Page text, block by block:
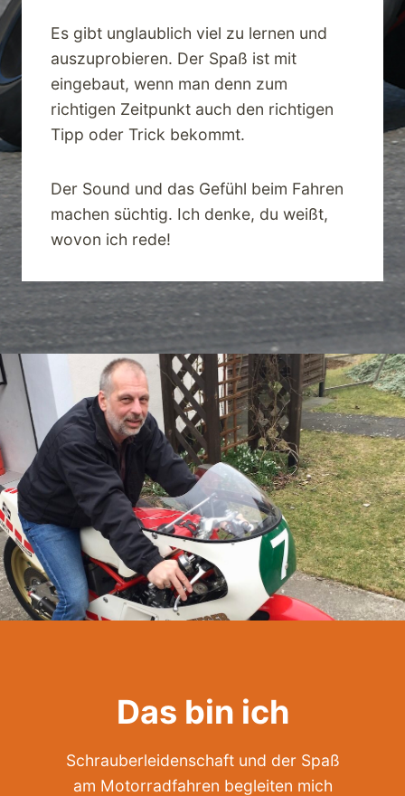
Es gibt unglaublich viel zu lernen und
auszuprobieren. Der Spaß ist mit
eingebaut, wenn man denn zum
richtigen Zeitpunkt auch den richtigen
Tipp oder Trick bekommt.
Der Sound und das Gefühl beim Fahren
machen süchtig. Ich denke, du weißt,
wovon ich rede!
Das bin ich
Schrauberleidenschaft und der Spaß
am Motorradfahren begleiten mich